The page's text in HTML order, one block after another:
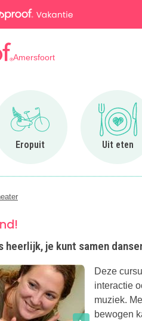
Amersfoort
Eropuit
Ga naar Eropuit
Uit eten
Ga
heerlijk, je kunt samen
Deze
interactie
muziek.
bewogen